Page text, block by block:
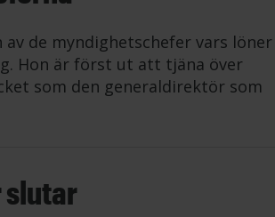
de myndighetschefer vars löner
Hon är först ut att tjäna över
som den generaldirektör som